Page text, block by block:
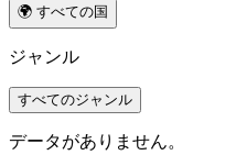
🌍 すべての国
ジャンル
すべてのジャンル
データがありません。